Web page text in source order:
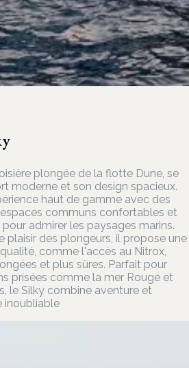
plongée de la flotte Dune, se
moderne et son design spacieux.
haut de gamme avec des
communs confortables et
admirer les paysages marins.
plaisir des plongeurs, il propose une
comme l'accès au Nitrox,
et plus sûres. Parfait pour
prisées comme la mer Rouge et
le Silky combine aventure et
inoubliable​